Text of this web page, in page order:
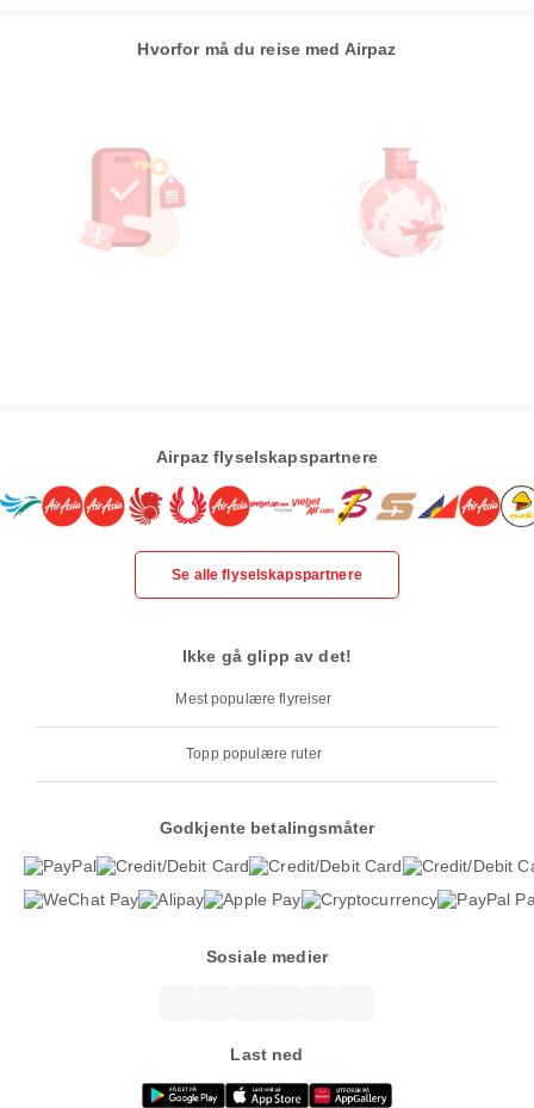
Hvorfor må du reise med Airpaz
Airpaz flyselskapspartnere
Se alle flyselskapspartnere
Ikke gå glipp av det!
Mest populære flyreiser
Topp populære ruter
Godkjente betalingsmåter
Sosiale medier
Last ned